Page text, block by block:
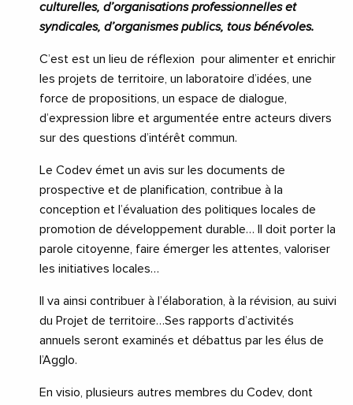
culturelles, d’organisations professionnelles et
syndicales, d’organismes publics, tous bénévoles.
C’est est un lieu de réflexion pour alimenter et enrichir
les projets de territoire, un laboratoire d’idées, une
force de propositions, un espace de dialogue,
d’expression libre et argumentée entre acteurs divers
sur des questions d’intérêt commun.
Le Codev émet un avis sur les documents de
prospective et de planification, contribue à la
conception et l’évaluation des politiques locales de
promotion de développement durable… Il doit porter la
parole citoyenne, faire émerger les attentes, valoriser
les initiatives locales…
Il va ainsi contribuer à l’élaboration, à la révision, au suivi
du Projet de territoire…Ses rapports d’activités
annuels seront examinés et débattus par les élus de
l’Agglo.
En visio, plusieurs autres membres du Codev, dont